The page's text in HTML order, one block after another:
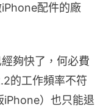
配件的廠
夠快了，何必費
的工作頻率不符
iPhone）也只能退